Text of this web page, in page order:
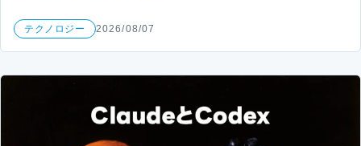
テクノロジー 2026/08/07